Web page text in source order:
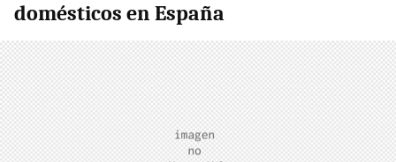
domésticos en España